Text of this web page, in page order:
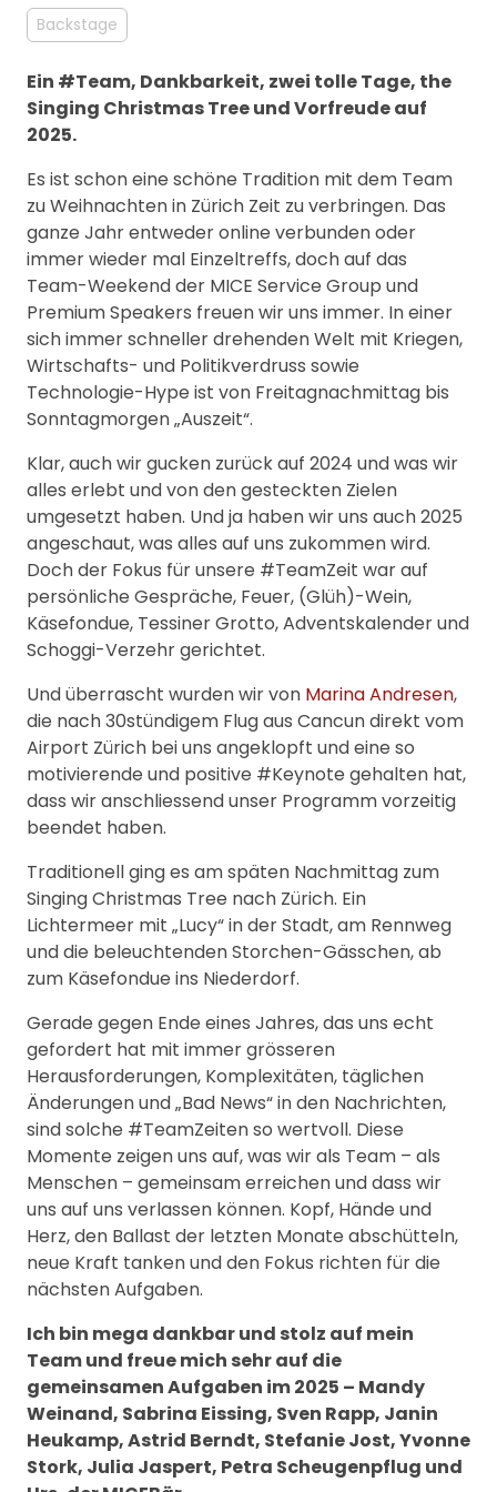
MANAGEMENT
FAQ
Backstage
Ein #Team, Dankbarkeit, zwei tolle Tage, the
Singing Christmas Tree und Vorfreude auf
2025.
Es ist schon eine schöne Tradition mit dem Team
zu Weihnachten in Zürich Zeit zu verbringen. Das
ganze Jahr entweder online verbunden oder
immer wieder mal Einzeltreffs, doch auf das
Team-Weekend der MICE Service Group und
Premium Speakers freuen wir uns immer. In einer
sich immer schneller drehenden Welt mit Kriegen,
Wirtschafts- und Politikverdruss sowie
Technologie-Hype ist von Freitagnachmittag bis
Sonntagmorgen „Auszeit“.
Klar, auch wir gucken zurück auf 2024 und was wir
alles erlebt und von den gesteckten Zielen
umgesetzt haben. Und ja haben wir uns auch 2025
angeschaut, was alles auf uns zukommen wird.
Doch der Fokus für unsere #TeamZeit war auf
persönliche Gespräche, Feuer, (Glüh)-Wein,
Käsefondue, Tessiner Grotto, Adventskalender und
Schoggi-Verzehr gerichtet.
Und überrascht wurden wir von Marina Andresen,
die nach 30stündigem Flug aus Cancun direkt vom
Airport Zürich bei uns angeklopft und eine so
motivierende und positive #Keynote gehalten hat,
dass wir anschliessend unser Programm vorzeitig
beendet haben.
Traditionell ging es am späten Nachmittag zum
Singing Christmas Tree nach Zürich. Ein
Lichtermeer mit „Lucy“ in der Stadt, am Rennweg
und die beleuchtenden Storchen-Gässchen, ab
zum Käsefondue ins Niederdorf.
Gerade gegen Ende eines Jahres, das uns echt
gefordert hat mit immer grösseren
Herausforderungen, Komplexitäten, täglichen
Änderungen und „Bad News“ in den Nachrichten,
sind solche #TeamZeiten so wertvoll. Diese
Momente zeigen uns auf, was wir als Team – als
Menschen – gemeinsam erreichen und dass wir
uns auf uns verlassen können. Kopf, Hände und
Herz, den Ballast der letzten Monate abschütteln,
neue Kraft tanken und den Fokus richten für die
nächsten Aufgaben.
Ich bin mega dankbar und stolz auf mein
Team und freue mich sehr auf die
gemeinsamen Aufgaben im 2025 – Mandy
Weinand, Sabrina Eissing, Sven Rapp, Janin
Heukamp, Astrid Berndt, Stefanie Jost, Yvonne
Stork, Julia Jaspert, Petra Scheugenpflug und